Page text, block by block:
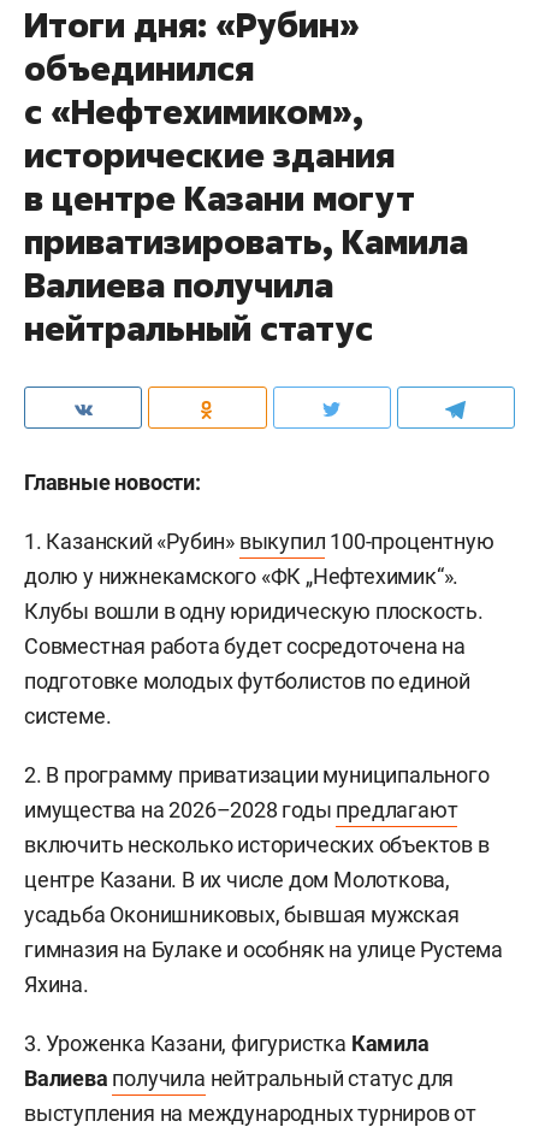
Итоги дня: «Рубин»
объединился
с «Нефтехимиком»,
исторические здания
в центре Казани могут
приватизировать, Камила
Валиева получила
нейтральный статус
Главные новости:
1. Казанский «Рубин» выкупил 100-процентную
долю у нижнекамского «ФК „Нефтехимик“».
Клубы вошли в одну юридическую плоскость.
Совместная работа будет сосредоточена на
подготовке молодых футболистов по единой
системе.
2. В программу приватизации муниципального
имущества на 2026–2028 годы предлагают
включить несколько исторических объектов в
центре Казани. В их числе дом Молоткова,
усадьба Оконишниковых, бывшая мужская
гимназия на Булаке и особняк на улице Рустема
Яхина.
3. Уроженка Казани, фигуристка Камила
Валиева получила нейтральный статус для
выступления на международных турниров от